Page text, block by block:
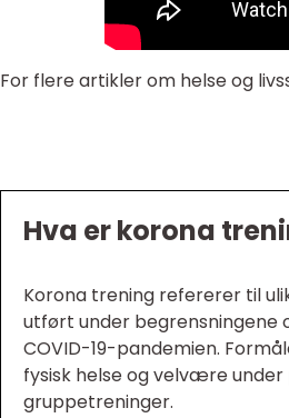
For flere artikler om helse og
Hva er korona
Korona trening refererer til
utført under begrensningene
COVID-19-pandemien.
fysisk helse og velvære
gruppetreninger.